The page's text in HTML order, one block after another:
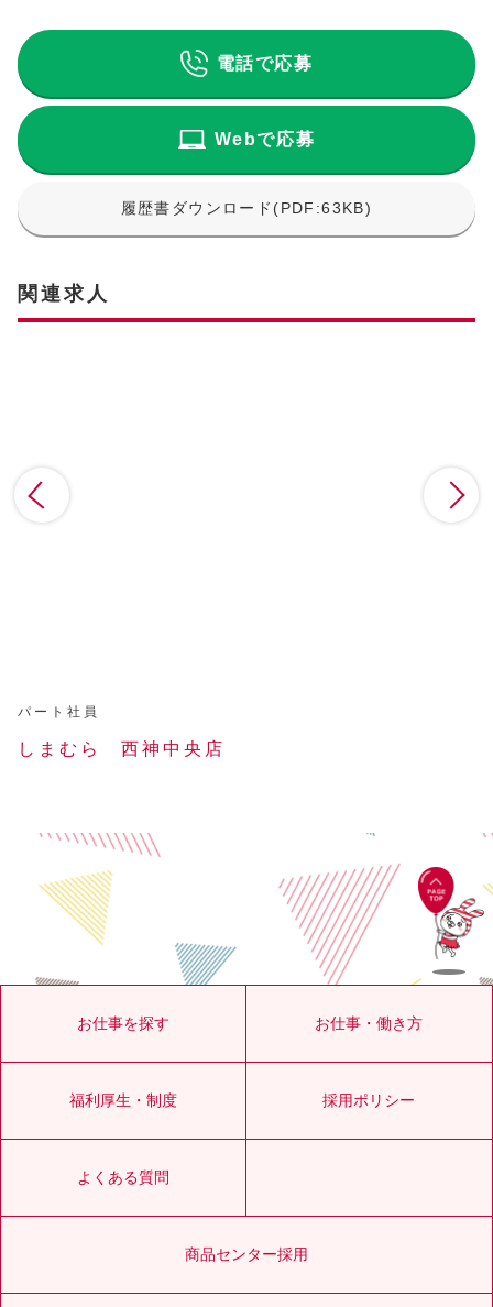
電話で応募
Webで応募
履歴書ダウンロード(PDF:63KB)
関連求人
パート社員
しまむら 西神中央店
お仕事を探す お仕事・働き方
福利厚生・制度 採用ポリシー
よくある質問
商品センター採用